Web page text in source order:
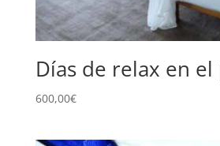
Días de relax en el
600,00€